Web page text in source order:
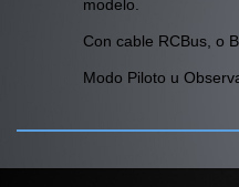
modelo.
Con cable RCBus, o
Modo Piloto u